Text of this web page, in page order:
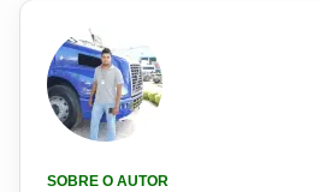
SOBRE O AUTOR